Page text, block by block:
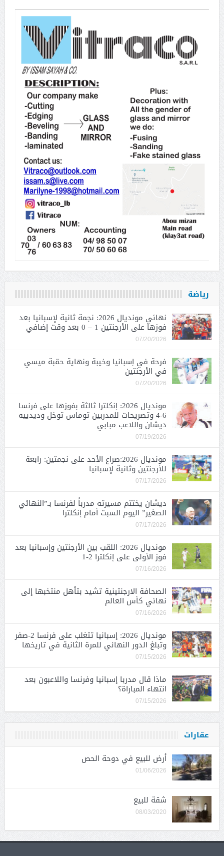
رياضة
نهائي مونديال 2026: نجمة ثانية لإسبانيا بعد
فوزها على الأرجنتين 1 – 0 بعد وقت إضافي
07/20/2026
فرحة في إسبانيا وخيبة ونهاية حقبة ميسي
في الأرجنتين
07/20/2026
مونديال 2026: إنكلترا ثالثة بفوزها على فرنسا
6-4 وتصريحات للمدربين توماس توخل وديدييه
ديشان واللاعب مبابي
07/19/2026
مونديال 2026:صراع الأحد على نجمتين: رابعة
للأرجنتين وثانية لإسبانيا
07/17/2026
ديشان يختتم مسيرته مدرباً لفرنسا بـ”النهائي
الصغير” اليوم السبت أمام إنكلترا
07/17/2026
مونديال 2026: اللقب بين الأرجنتين وإسبانيا بعد
فوز الأولى على إنكلترا 2-1
07/16/2026
الصحافة الارجنتينية تشيد بتأهل منتخبها إلى
نهائي كأس العالم
07/16/2026
مونديال 2026: إسبانيا تتغلب على فرنسا 2-صفر
وتبلغ الدور النهائي للمرة الثانية في تاريخها
07/15/2026
ماذا قال مدربا إسبانيا وفرنسا واللاعبون بعد
انتهاء المباراة؟
07/15/2026
عقارات
أرض للبيع في دوحة الحص
01/06/2026
شقة للبيع
08/03/2020